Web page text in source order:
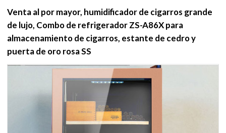
Venta al por mayor, humidificador de cigarros grande
de lujo, Combo de refrigerador ZS-A86X para
almacenamiento de cigarros, estante de cedro y
puerta de oro rosa SS